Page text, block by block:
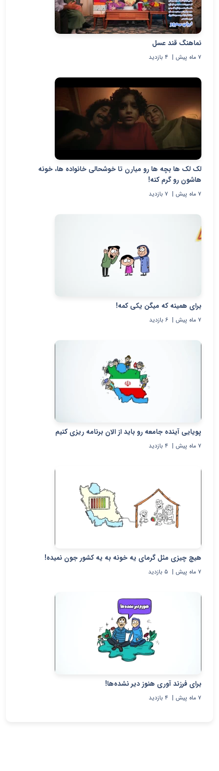
نماهنگ قند عسل
۷ ماه پیش | ۴ بازدید
لک لک ها بچه ها رو میارن تا خوشحالی خانواده ها، خونه
هاشون رو گرم کنه!
۷ ماه پیش | ۷ بازدید
برای همینه که میگن یکی کمه!
۷ ماه پیش | ۶ بازدید
پویایی آینده جامعه رو باید از الان برنامه ریزی کنیم
۷ ماه پیش | ۴ بازدید
هیچ چیزی مثل گرمای یه خونه به یه کشور جون نمیده!
۷ ماه پیش | ۵ بازدید
برای فرزند آوری هنوز دیر نشده‌ها!
۷ ماه پیش | ۴ بازدید